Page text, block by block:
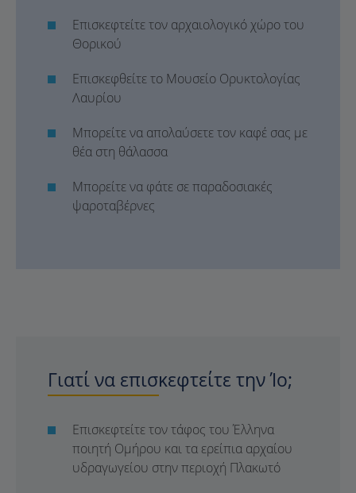
Επισκεφτείτε τον αρχαιολογικό χώρο του
Θορικού
Επισκεφθείτε το Μουσείο Ορυκτολογίας
Λαυρίου
Μπορείτε να απολαύσετε τον καφέ σας με
θέα στη θάλασσα
Μπορείτε να φάτε σε παραδοσιακές
ψαροταβέρνες
Γιατί να επισκεφτείτε την Ίο;
Επισκεφτείτε τον τάφος του Έλληνα
ποιητή Ομήρου και τα ερείπια αρχαίου
υδραγωγείου στην περιοχή Πλακωτό